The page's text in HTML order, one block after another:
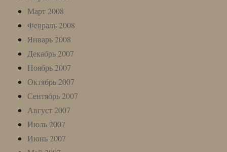
Март 2008
Февраль 2008
Январь 2008
Декабрь 2007
Ноябрь 2007
Октябрь 2007
Сентябрь 2007
Август 2007
Июль 2007
Июнь 2007